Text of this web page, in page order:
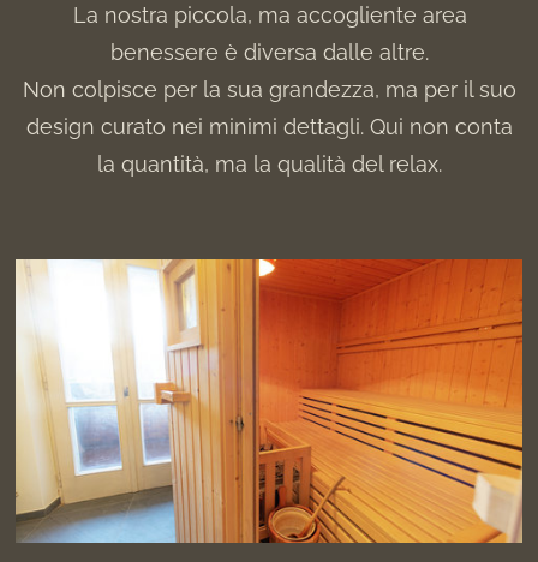
La nostra piccola, ma accogliente area
benessere è diversa dalle altre.
Non colpisce per la sua grandezza, ma per il suo
design curato nei minimi dettagli. Qui non conta
la quantità, ma la qualità del relax.